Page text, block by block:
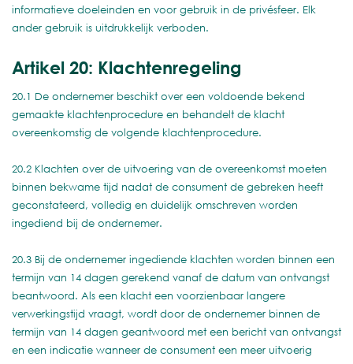
informatieve doeleinden en voor gebruik in de privésfeer. Elk
ander gebruik is uitdrukkelijk verboden.
Artikel 20: Klachtenregeling
20.1 De ondernemer beschikt over een voldoende bekend
gemaakte klachtenprocedure en behandelt de klacht
overeenkomstig de volgende klachtenprocedure.
20.2 Klachten over de uitvoering van de overeenkomst moeten
binnen bekwame tijd nadat de consument de gebreken heeft
geconstateerd, volledig en duidelijk omschreven worden
ingediend bij de ondernemer.
20.3 Bij de ondernemer ingediende klachten worden binnen een
termijn van 14 dagen gerekend vanaf de datum van ontvangst
beantwoord. Als een klacht een voorzienbaar langere
verwerkingstijd vraagt, wordt door de ondernemer binnen de
termijn van 14 dagen geantwoord met een bericht van ontvangst
en een indicatie wanneer de consument een meer uitvoerig